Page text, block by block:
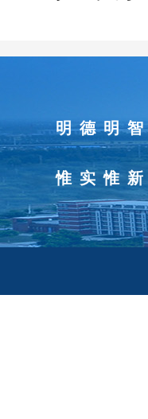
明德明
惟实惟新